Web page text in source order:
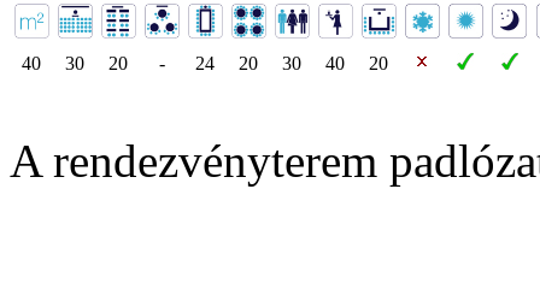
40 30 20 - 24 20 30 40 20
A rendezvényterem